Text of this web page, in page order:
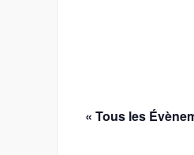
« Tous les